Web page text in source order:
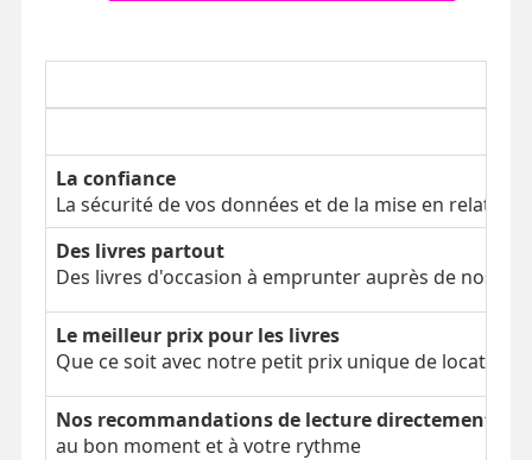
La confiance
La sécurité de vos données et de la mise en relation
Des livres partout
Des livres d'occasion à emprunter auprès de nos
Le meilleur prix pour les livres
Que ce soit avec notre petit prix unique de location
Nos recommandations de lecture directement
au bon moment et à votre rythme